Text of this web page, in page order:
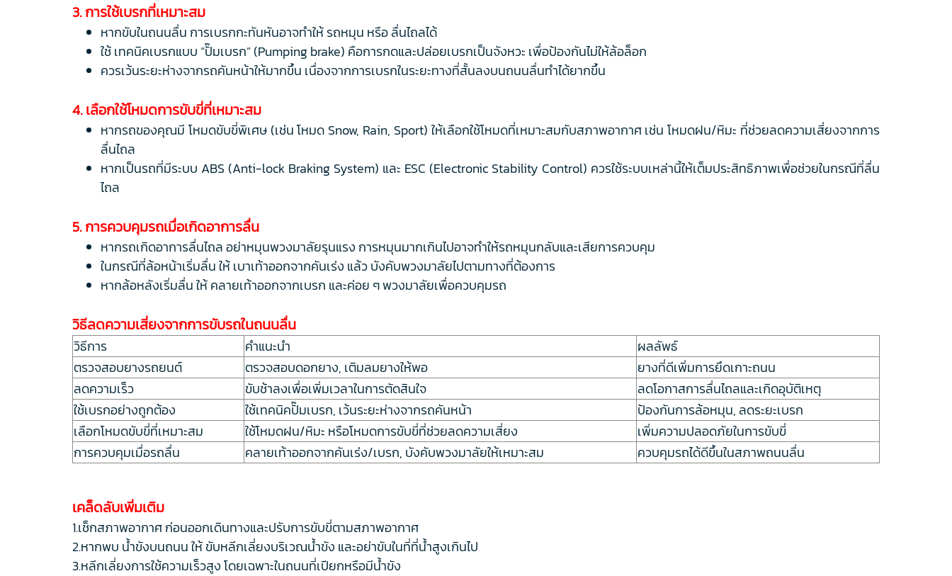
3. การใช้เบรกที่เหมาะสม
หากขับในถนนลื่น การเบรกกะทันหันอาจทำให้ รถหมุน หรือ ลื่นไถลได้
ใช้ เทคนิคเบรกแบบ “ปั๊มเบรก” (Pumping brake) คือการกดและปล่อยเบรกเป็นจังหวะ เพื่อป้องกันไม่ให้ล้อล็อก
ควรเว้นระยะห่างจากรถคันหน้าให้มากขึ้น เนื่องจากการเบรกในระยะทางที่สั้นลงบนถนนลื่นทำได้ยากขึ้น
4. เลือกใช้โหมดการขับขี่ที่เหมาะสม
หากรถของคุณมี โหมดขับขี่พิเศษ (เช่น โหมด Snow, Rain, Sport) ให้เลือกใช้โหมดที่เหมาะสมกับสภาพอากาศ เช่น โหมดฝน/หิมะ ที่ช่วยลดความเสี่ยงจากการ
ลื่นไถล
หากเป็นรถที่มีระบบ ABS (Anti-lock Braking System) และ ESC (Electronic Stability Control) ควรใช้ระบบเหล่านี้ให้เต็มประสิทธิภาพเพื่อช่วยในกรณีที่ลื่น
ไถล
5. การควบคุมรถเมื่อเกิดอาการลื่น
หากรถเกิดอาการลื่นไถล อย่าหมุนพวงมาลัยรุนแรง การหมุนมากเกินไปอาจทำให้รถหมุนกลับและเสียการควบคุม
ในกรณีที่ล้อหน้าเริ่มลื่น ให้ เบาเท้าออกจากคันเร่ง แล้ว บังคับพวงมาลัยไปตามทางที่ต้องการ
หากล้อหลังเริ่มลื่น ให้ คลายเท้าออกจากเบรก และค่อย ๆ พวงมาลัยเพื่อควบคุมรถ
วิธีลดความเสี่ยงจากการขับรถในถนนลื่น
วิธีการ คำแนะนำ
ผลลัพธ์
ตรวจสอบยางรถยนต์
ตรวจสอบดอกยาง, เติมลมยางให้พอ
ยางที่ดีเพิ่มการยึดเกาะถนน
ลดความเร็ว
ขับช้าลงเพื่อเพิ่มเวลาในการตัดสินใจ
ลดโอกาสการลื่นไถลและเกิดอุบัติเหตุ
ใช้เบรกอย่างถูกต้อง
ใช้เทคนิคปั๊มเบรก, เว้นระยะห่างจากรถคันหน้า
ป้องกันการล้อหมุน, ลดระยะเบรก
เลือกโหมดขับขี่ที่เหมาะสม
ใช้โหมดฝน/หิมะ หรือโหมดการขับขี่ที่ช่วยลดความเสี่ยง
เพิ่มความปลอดภัยในการขับขี่
การควบคุมเมื่อรถลื่น
คลายเท้าออกจากคันเร่ง/เบรก, บังคับพวงมาลัยให้เหมาะสม ควบคุมรถได้ดีขึ้นในสภาพถนนลื่น
เคล็ดลับเพิ่มเติม
1.เช็กสภาพอากาศ ก่อนออกเดินทางและปรับการขับขี่ตามสภาพอากาศ
2.หากพบ น้ำขังบนถนน ให้ ขับหลีกเลี่ยงบริเวณน้ำขัง และอย่าขับในที่ที่น้ำสูงเกินไป
3.หลีกเลี่ยงการใช้ความเร็วสูง โดยเฉพาะในถนนที่เปียกหรือมีน้ำขัง